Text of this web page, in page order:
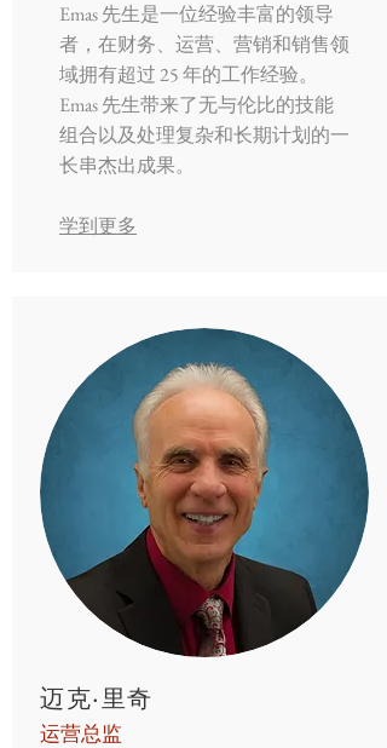
Emas 先生是一位经验丰富的领导
者，在财务、运营、营销和销售领
域拥有超过 25 年的工作经验。
Emas 先生带来了无与伦比的技能
组合以及处理复杂和长期计划的一
长串杰出成果。
学到更多
迈克·里奇
运营总监